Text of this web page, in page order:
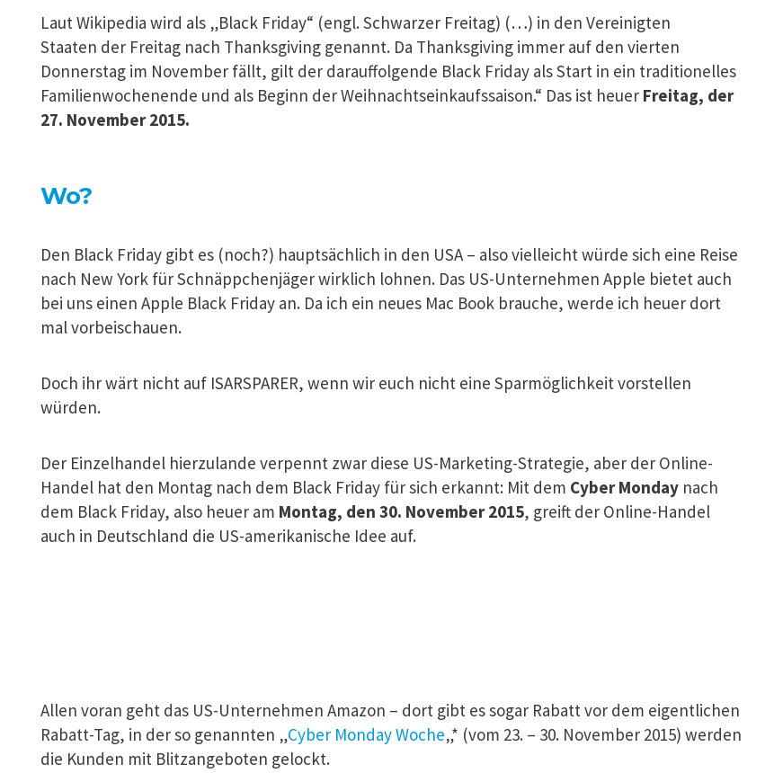
Laut Wikipedia wird als „Black Friday“ (engl. Schwarzer Freitag) (…) in den Vereinigten
Staaten der Freitag nach Thanksgiving genannt. Da Thanksgiving immer auf den vierten
Donnerstag im November fällt, gilt der darauffolgende Black Friday als Start in ein traditionelles
Familienwochenende und als Beginn der Weihnachtseinkaufssaison.“ Das ist heuer Freitag, der
27. November 2015.
Wo?
Den Black Friday gibt es (noch?) hauptsächlich in den USA – also vielleicht würde sich eine Reise
nach New York für Schnäppchenjäger wirklich lohnen. Das US-Unternehmen Apple bietet auch
bei uns einen Apple Black Friday an. Da ich ein neues Mac Book brauche, werde ich heuer dort
mal vorbeischauen.
Doch ihr wärt nicht auf ISARSPARER, wenn wir euch nicht eine Sparmöglichkeit vorstellen
würden.
Der Einzelhandel hierzulande verpennt zwar diese US-Marketing-Strategie, aber der Online-
Handel hat den Montag nach dem Black Friday für sich erkannt: Mit dem Cyber Monday nach
dem Black Friday, also heuer am Montag, den 30. November 2015, greift der Online-Handel
auch in Deutschland die US-amerikanische Idee auf.
Allen voran geht das US-Unternehmen Amazon – dort gibt es sogar Rabatt vor dem eigentlichen
Rabatt-Tag, in der so genannten „Cyber Monday Woche„* (vom 23. – 30. November 2015) werden
die Kunden mit Blitzangeboten gelockt.